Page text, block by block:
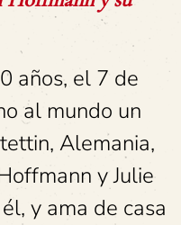
años, el 7 de
al mundo un
Alemania,
y Julie
y ama de casa